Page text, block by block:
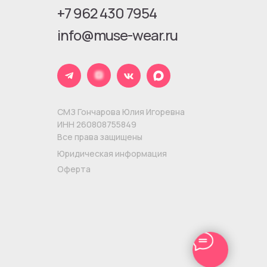
Юридическая информация
СМЗ Гончарова Юлия Игоревна
ИНН 260808755849
Все права защищены
+7 962 430 7954
info@muse-wear.ru
Оферта